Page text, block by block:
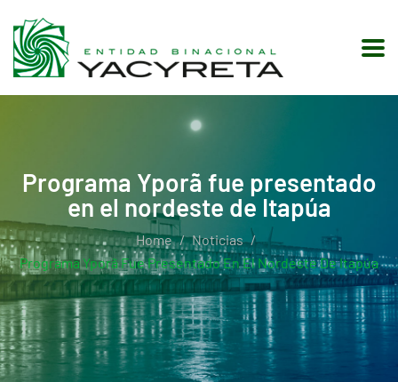
Programa Yporã fue presentado
en el nordeste de Itapúa
Home
Noticias
Programa Yporã Fue Presentado En El Nordeste De Itapúa